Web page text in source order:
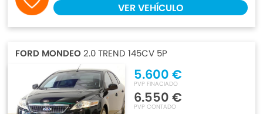
VER VEHÍCULO
FORD MONDEO2.0 TREND 145CV 5P
5.600 €
PVP FINACIADO
6.550 €
PVP CONTADO